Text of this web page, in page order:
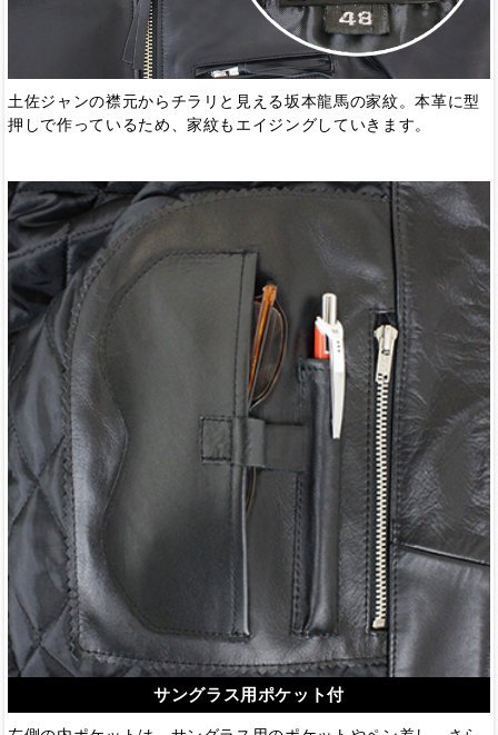
土佐ジャンの襟元からチラリと見える坂本龍馬の家紋。本革に型
押しで作っているため、家紋もエイジングしていきます。
サングラス用ポケット付